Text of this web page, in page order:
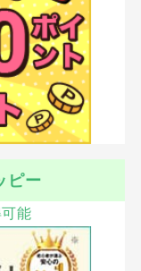
ピー
能